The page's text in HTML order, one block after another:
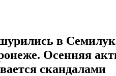
в
Осенняя
скандалами